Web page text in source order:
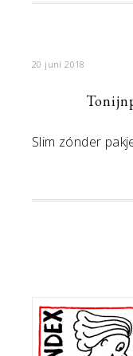
20 juni 2018
Slim zónder
Primaire
Sidebar